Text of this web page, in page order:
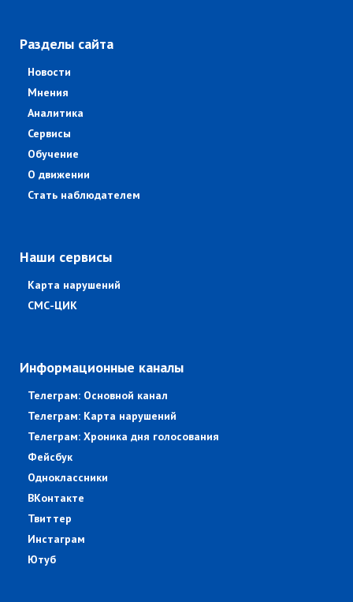
Разделы сайта
Новости
Мнения
Аналитика
Сервисы
Обучение
О движении
Стать наблюдателем
Наши сервисы
Карта нарушений
СМС-ЦИК
Информационные каналы
Телеграм: Основной канал
Телеграм: Карта нарушений
Телеграм: Хроника дня голосования
Фейсбук
Одноклассники
ВКонтакте
Твиттер
Инстаграм
Ютуб